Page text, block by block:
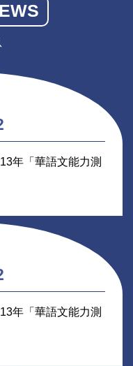
年「華語文能力測
年「華語文能力測